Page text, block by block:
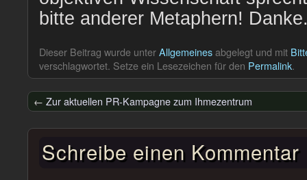
bitte anderer Metaphern!
Dieser Beitrag wurde unterAllgemeinesabgelegt und mit
verschlagwortet. Setze ein Lesezeichen für den Permalink.
← Zur aktuellen PR-Kampagne zum Ihmezentrum
Schreibe einen Kommentar